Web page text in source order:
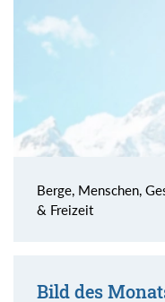
Berge, Menschen,
& Freizeit
Bild des